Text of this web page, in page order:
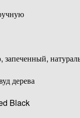
дерева
Black